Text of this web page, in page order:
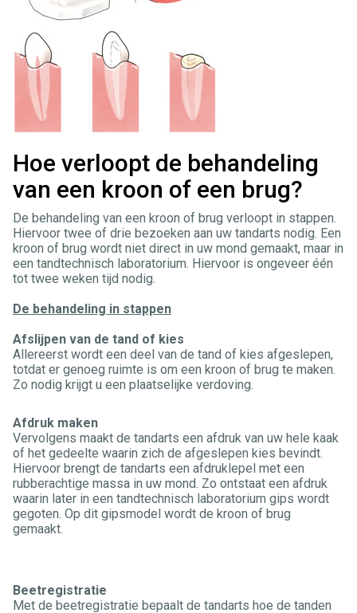
Hoe verloopt de behandeling
van een kroon of een brug?
De behandeling van een kroon of brug verloopt in stappen.
Hiervoor twee of drie bezoeken aan uw tandarts nodig. Een
kroon of brug wordt niet direct in uw mond gemaakt, maar in
een tandtechnisch laboratorium. Hiervoor is ongeveer één
tot twee weken tijd nodig.
De behandeling in stappen
Afslijpen van de tand of kies
Allereerst wordt een deel van de tand of kies afgeslepen,
totdat er genoeg ruimte is om een kroon of brug te maken.
Zo nodig krijgt u een plaatselijke verdoving.
Afdruk maken
Vervolgens maakt de tandarts een afdruk van uw hele kaak
of het gedeelte waarin zich de afgeslepen kies bevindt.
Hiervoor brengt de tandarts een afdruklepel met een
rubberachtige massa in uw mond. Zo ontstaat een afdruk
waarin later in een tandtechnisch laboratorium gips wordt
gegoten. Op dit gipsmodel wordt de kroon of brug
gemaakt.
Beetregistratie
Met de beetregistratie bepaalt de tandarts hoe de tanden